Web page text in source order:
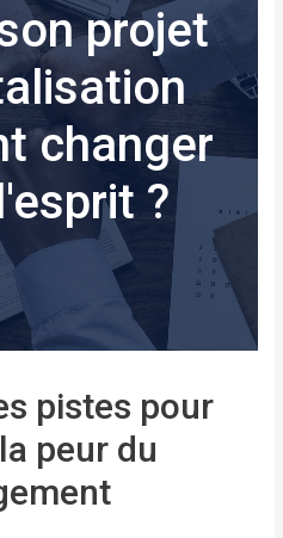
projet
changer
?
pistes pour
peur du